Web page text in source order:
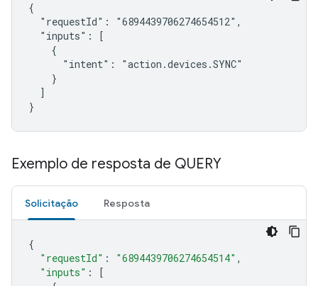
{
  "requestId": "6894439706274654512",
  "inputs": [
    {
      "intent": "action.devices.SYNC"
    }
  ]
}
Exemplo de resposta de QUERY
Solicitação Resposta
{
"requestId" : "6894439706274654514" ,
"inputs" :
[